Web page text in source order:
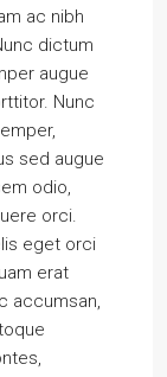
ac nibh
dictum
augue
Nunc
sed augue
odio,
orci.
eget orci
erat
accumsan,